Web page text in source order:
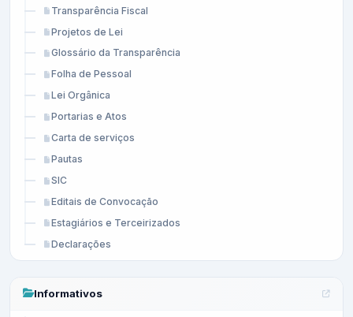
Transparência Fiscal
Projetos de Lei
Glossário da Transparência
Folha de Pessoal
Lei Orgânica
Portarias e Atos
Carta de serviços
Pautas
SIC
Editais de Convocação
Estagiários e Terceirizados
Declarações
Informativos